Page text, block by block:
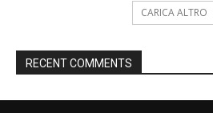
CARICA ALTRO
RECENT COMMENTS